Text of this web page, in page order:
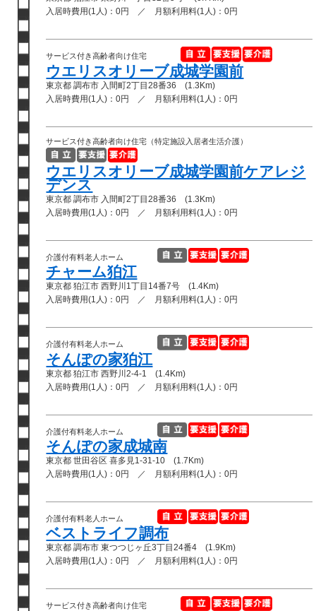
入居時費用(1人)：0円 ／ 月額利用料(1人)：0円
サービス付き高齢者向け住宅
ウエリスオリーブ成城学園前
東京都 調布市 入間町2丁目28番36 (1.3Km)
入居時費用(1人)：0円 ／ 月額利用料(1人)：0円
サービス付き高齢者向け住宅（特定施設入居者生活介護）
ウエリスオリーブ成城学園前ケアレジ
デンス
東京都 調布市 入間町2丁目28番36 (1.3Km)
入居時費用(1人)：0円 ／ 月額利用料(1人)：0円
介護付有料老人ホーム
チャーム狛江
東京都 狛江市 西野川1丁目14番7号 (1.4Km)
入居時費用(1人)：0円 ／ 月額利用料(1人)：0円
介護付有料老人ホーム
そんぽの家狛江
東京都 狛江市 西野川2-4-1 (1.4Km)
入居時費用(1人)：0円 ／ 月額利用料(1人)：0円
介護付有料老人ホーム
そんぽの家成城南
東京都 世田谷区 喜多見1-31-10 (1.7Km)
入居時費用(1人)：0円 ／ 月額利用料(1人)：0円
介護付有料老人ホーム
ベストライフ調布
東京都 調布市 東つつじヶ丘3丁目24番4 (1.9Km)
入居時費用(1人)：0円 ／ 月額利用料(1人)：0円
サービス付き高齢者向け住宅